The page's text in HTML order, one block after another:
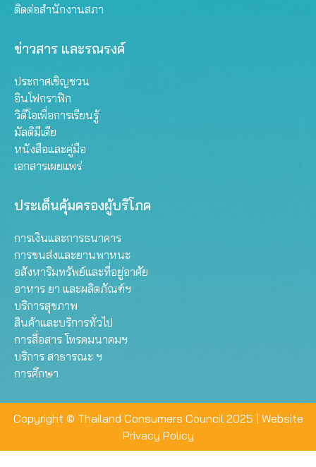
ติดต่อสำนักงานสภา
ข่าวสาร และรณรงค์
ประกาศเชิญชวน
อินโฟกราฟิก
วิดีโอเพื่อการเรียนรู้
มัลติมีเดีย
หนังสือและคู่มือ
เอกสารเผยแพร่
ประเด็นคุ้มครองผู้บริโภค
การเงินและการธนาคาร
การขนส่งและยานพาหนะ
อสังหาริมทรัพย์และที่อยู่อาศัย
อาหาร ยา และผลิตภัณฑ์ฯ
บริการสุขภาพ
สินค้าและบริการทั่วไป
การสื่อสาร โทรคมนาคมฯ
บริการ สาธารณะ ฯ
การศึกษา
Copyright © Thailand Consumers Council 2025 | Website
Privacy Policy